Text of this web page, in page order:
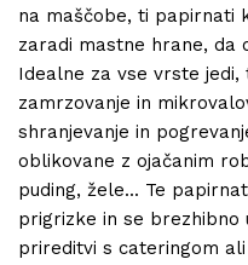
na maščobe, ti papirnati
zaradi mastne hrane, da
Idealne za vse vrste
zamrzovanje in
shranjevanje in
oblikovane z ojačanim
puding, žele... Te
prigrizke in se brezhibno
prireditvi s cateringom